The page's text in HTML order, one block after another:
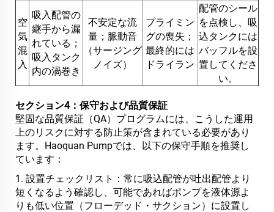
空
気
混
入
吸入配管の
継手から漏
れている；
吸入タンク
内の渦巻き
不安定な流
量；脈動音
（サージング
ノイズ）
プライミン
グの喪失；
最終的には
ドライラン
配管のシール
を点検し、吸
込タンクには
バッフルを設
置してくださ
い。
セクション4：保守および品質保証
堅固な品質保証（QA）プログラムには、こうした運用
上のリスクに対する防止策が含まれている必要があり
ます。Haoquan Pumpでは、以下の保守手順を推奨し
ています：
1. 設置チェックリスト：常に吸込配管が吐出配管より
短くなるよう確認し、可能であればポンプを液体源よ
りも低い位置（フローデッド・サクション）に設置し